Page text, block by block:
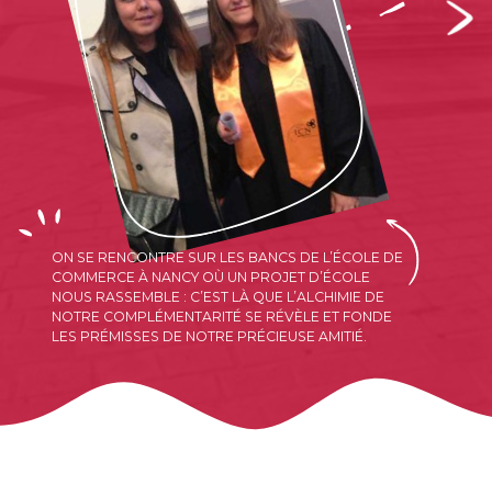
ON SE RENCONTRE SUR LES BANCS DE L’ÉCOLE DE
COMMERCE À NANCY OÙ UN PROJET D’ÉCOLE
NOUS RASSEMBLE : C’EST LÀ QUE L’ALCHIMIE DE
NOTRE COMPLÉMENTARITÉ SE RÉVÈLE ET FONDE
LES PRÉMISSES DE NOTRE PRÉCIEUSE AMITIÉ.